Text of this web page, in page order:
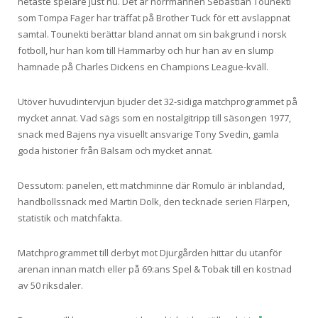
som Tompa Fager har träffat på Brother Tuck för ett avslappnat
samtal. Tounekti berättar bland annat om sin bakgrund i norsk
fotboll, hur han kom till Hammarby och hur han av en slump
hamnade på Charles Dickens en Champions League-kväll.
Utöver huvudintervjun bjuder det 32-sidiga matchprogrammet på
mycket annat. Vad sägs som en nostalgitripp till säsongen 1977,
snack med Bajens nya visuellt ansvarige Tony Svedin, gamla
goda historier från Balsam och mycket annat.
Dessutom: panelen, ett matchminne där Romulo är inblandad,
handbollssnack med Martin Dolk, den tecknade serien Flärpen,
statistik och matchfakta.
Matchprogrammet till derbyt mot Djurgården hittar du utanför
arenan innan match eller på 69:ans Spel & Tobak till en kostnad
av 50 riksdaler.